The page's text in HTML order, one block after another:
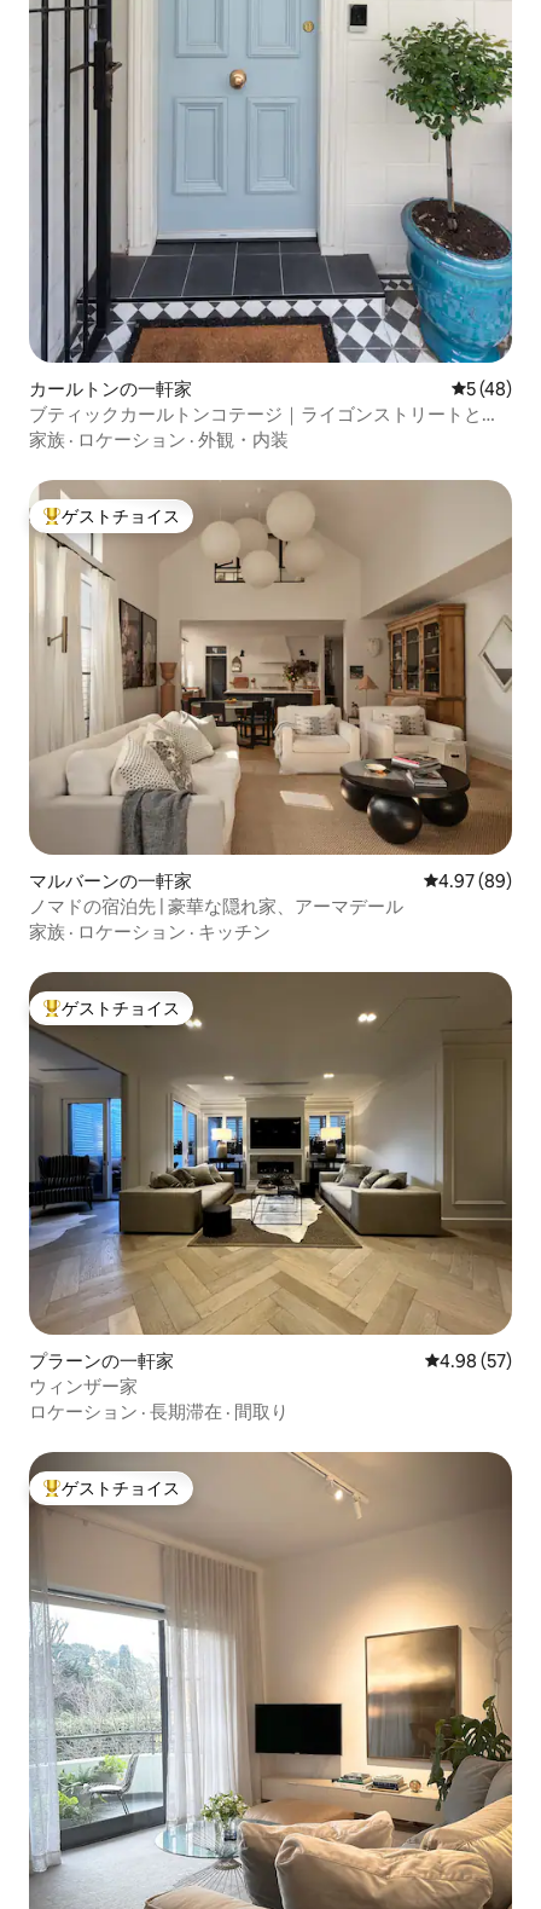
カールトンの一軒家 レビュー
5 (48)
ブティックカールトンコテージ｜ライゴンストリートと
CBDまで徒歩
家族 · ロケーション · 外観・内装
大好評のゲストチョイスです。
ゲストチョイス
マルバーンの一軒家 レビュー89
4.97 (89)
ノマドの宿泊先 | 豪華な隠れ家、アーマデール
家族 · ロケーション · キッチン
大好評のゲストチョイスです。
ゲストチョイス
プラーンの一軒家 レビュー57
4.98 (57)
ウィンザー家
ロケーション · 長期滞在 · 間取り
大好評のゲストチョイスです。
ゲストチョイス